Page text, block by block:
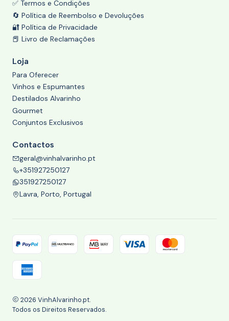
✅ Termos e Condições
🔄 Política de Reembolso e Devoluções
🔐 Política de Privacidade
📕 Livro de Reclamações
Loja
Para Oferecer
Vinhos e Espumantes
Destilados Alvarinho
Gourmet
Conjuntos Exclusivos
Contactos
geral@vinhalvarinho.pt
+351927250127
351927250127
Lavra, Porto, Portugal
2026 VinhAlvarinho.pt.
Todos os Direitos Reservados.